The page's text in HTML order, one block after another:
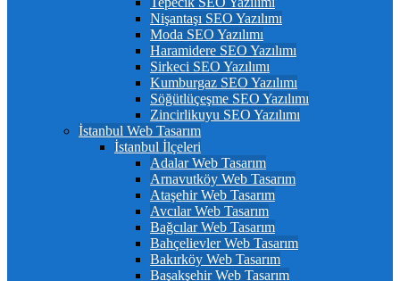
Nişantaşı SEO Yazılımı
Moda SEO Yazılımı
Haramidere SEO Yazılımı
Sirkeci SEO Yazılımı
Kumburgaz SEO Yazılımı
Söğütlüçeşme SEO Yazılımı
Zincirlikuyu SEO Yazılımı
İstanbul Web Tasarım
İstanbul İlçeleri
Adalar Web Tasarım
Arnavutköy Web Tasarım
Ataşehir Web Tasarım
Avcılar Web Tasarım
Bağcılar Web Tasarım
Bahçelievler Web Tasarım
Bakırköy Web Tasarım
Başakşehir Web Tasarım